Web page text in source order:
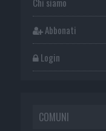
Abbonati
Login
COMUNI